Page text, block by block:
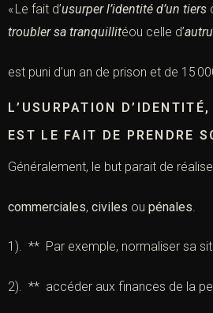
« Le fait d’usurper l’identité d’un tiers
troubler sa tranquillitéou celle d’autru
est puni d’un an de prison et de 15
L’USURPATION
EST LE FAIT DE PRENDRE
Généralement, le but parait de
commerciales, civiles ou pénales
1). ** Par exemple, normaliser sa
2). ** accéder aux finances de la